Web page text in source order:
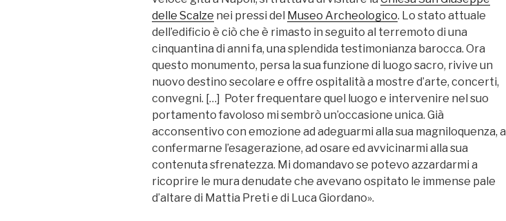
delle Scalze nei pressi del Museo Archeologico. Lo stato attuale
dell’edificio è ciò che è rimasto in seguito al terremoto di una
cinquantina di anni fa, una splendida testimonianza barocca. Ora
questo monumento, persa la sua funzione di luogo sacro, rivive un
nuovo destino secolare e offre ospitalità a mostre d’arte, concerti,
convegni. […] Poter frequentare quel luogo e intervenire nel suo
portamento favoloso mi sembrò un’occasione unica. Già
acconsentivo con emozione ad adeguarmi alla sua magniloquenza, a
confermarne l’esagerazione, ad osare ed avvicinarmi alla sua
contenuta sfrenatezza. Mi domandavo se potevo azzardarmi a
ricoprire le mura denudate che avevano ospitato le immense pale
d’altare di Mattia Preti e di Luca Giordano».